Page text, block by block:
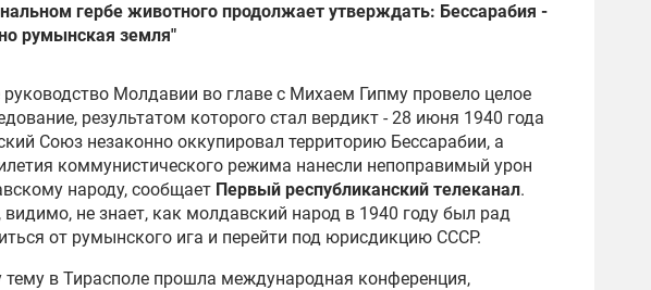
гербе животного продолжает утверждать: Бессарабия -
румынская земля"
руководство Молдавии во главе с Михаем Гипму провело целое
результатом которого стал вердикт - 28 июня 1940 года
Союз незаконно оккупировал территорию Бессарабии, а
коммунистического режима нанесли непоправимый урон
народу, сообщает Первый республиканский телеканал.
видимо, не знает, как молдавский народ в 1940 году был рад
от румынского ига и перейти под юрисдикцию СССР.
тему в Тирасполе прошла международная конференция,